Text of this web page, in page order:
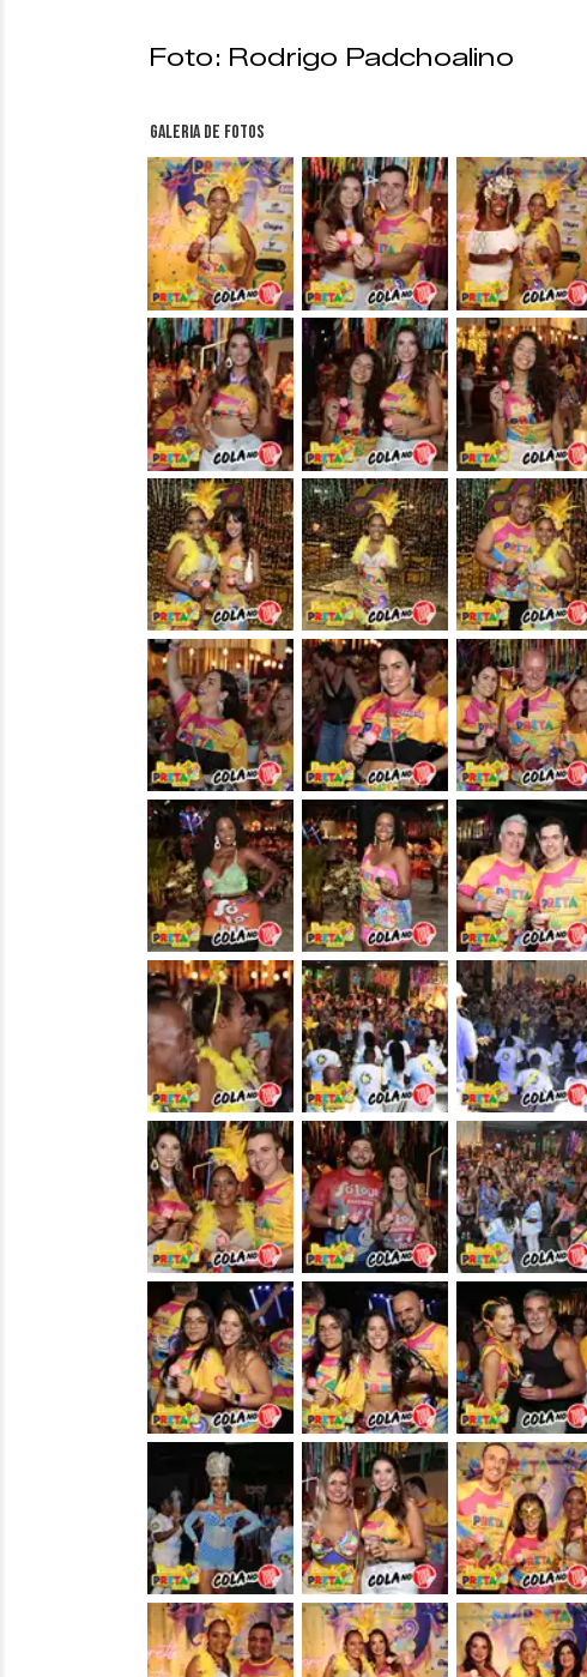
Foto: Rodrigo Padchoalino
Galeria de fotos
&nbsp; &nbsp; &nbsp;
&nbsp; &nbsp; &nbsp;
&nbsp; &nbsp; &nbsp;
&nbsp; &nbsp; &nbsp;
&nbsp; &nbsp; &nbsp;
&nbsp; &nbsp; &nbsp;
&nbsp; &nbsp; &nbsp;
&nbsp; &nbsp; &nbsp;
&nbsp; &nbsp;
&nbsp; &nbsp; &nbsp;